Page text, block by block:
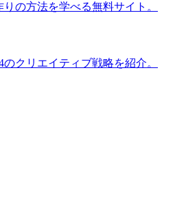
の方法を学べる無料サイト。
クリエイティブ戦略を紹介。